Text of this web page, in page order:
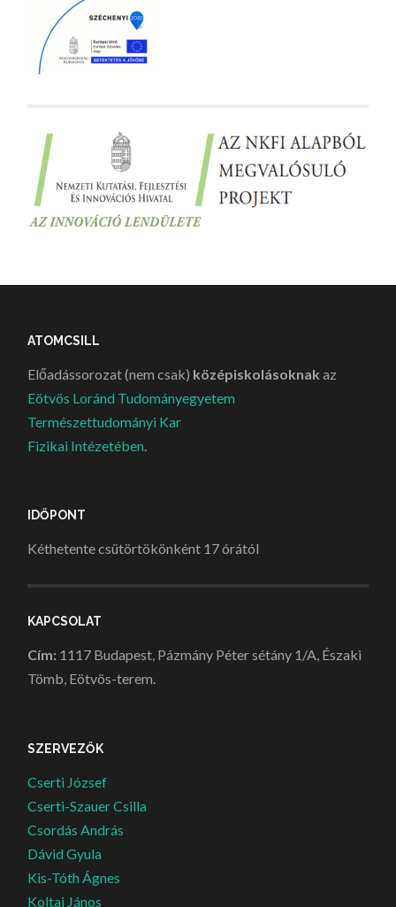
ATOMCSILL
Előadássorozat (nem csak) középiskolásoknak az
Eötvös Loránd Tudományegyetem
Természettudományi Kar
Fizikai Intézetében
IDŐPONT
Kéthetente csütörtökönként 17 órától
KAPCSOLAT
Cím: 1117 Budapest, Pázmány Péter sétány 1/A, Északi
Tömb, Eötvös-terem.
SZERVEZŐK
Cserti József
Cserti-Szauer Csilla
Csordás András
Dávid Gyula
Kis-Tóth Ágnes
Koltai János